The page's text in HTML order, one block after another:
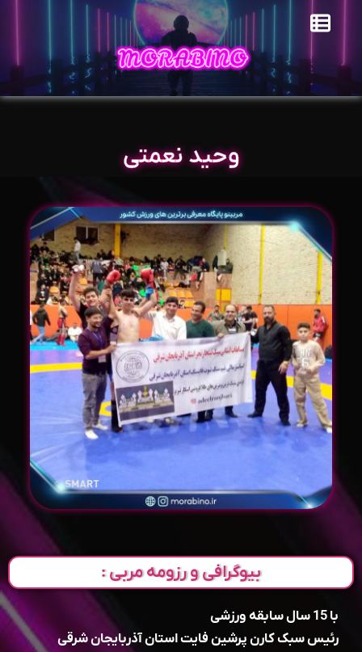
وحید نعمتی
بیوگرافی و رزومه مربی :
با 15 سال سابقه ورزشی
رئیس سبک کارن پرشین فایت استان آذربایجان شرقی